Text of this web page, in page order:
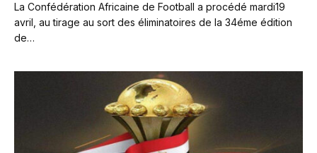
La Confédération Africaine de Football a procédé mardi19
avril, au tirage au sort des éliminatoires de la 34éme édition
de…